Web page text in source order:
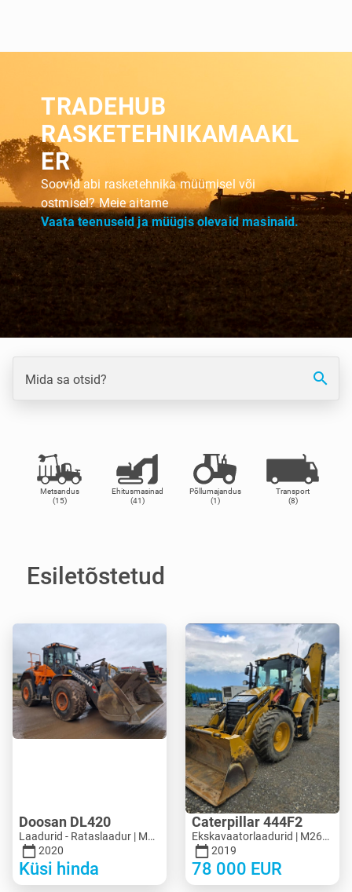
TRADEHUB
RASKETEHNIKAMAAKL
ER
Soovid abi rasketehnika müümisel või
ostmisel? Meie aitame
Vaata teenuseid ja müügis olevaid masinaid.
Mida sa otsid? search
Metsandus
(15)
Ehitusmasinad
(41)
Põllumajandus
(1)
Transport
(8)
Esiletõstetud
Doosan DL420
Laadurid - Rataslaadur | M694-5313 | MK694-5313
2020
Küsi hinda
Caterpillar 444F2
Ekskavaatorlaadurid | M263-7713 | MK263-7713
2019
78 000 EUR